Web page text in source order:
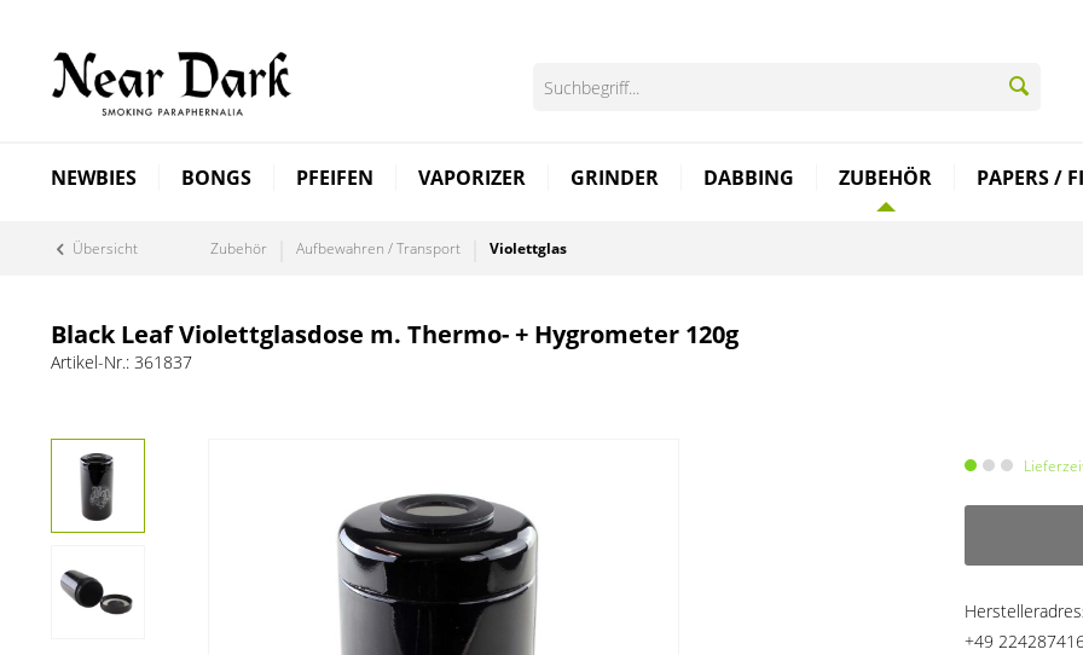
NEWBIES BONGS PFEIFEN VAPORIZER GRINDER DABBING ZUBEHÖR PAPERS /
Übersicht Zubehör Aufbewahren / Transport Violettglas
Black Leaf Violettglasdose m. Thermo- + Hygrometer 120g
Artikel-Nr.: 361837
+49